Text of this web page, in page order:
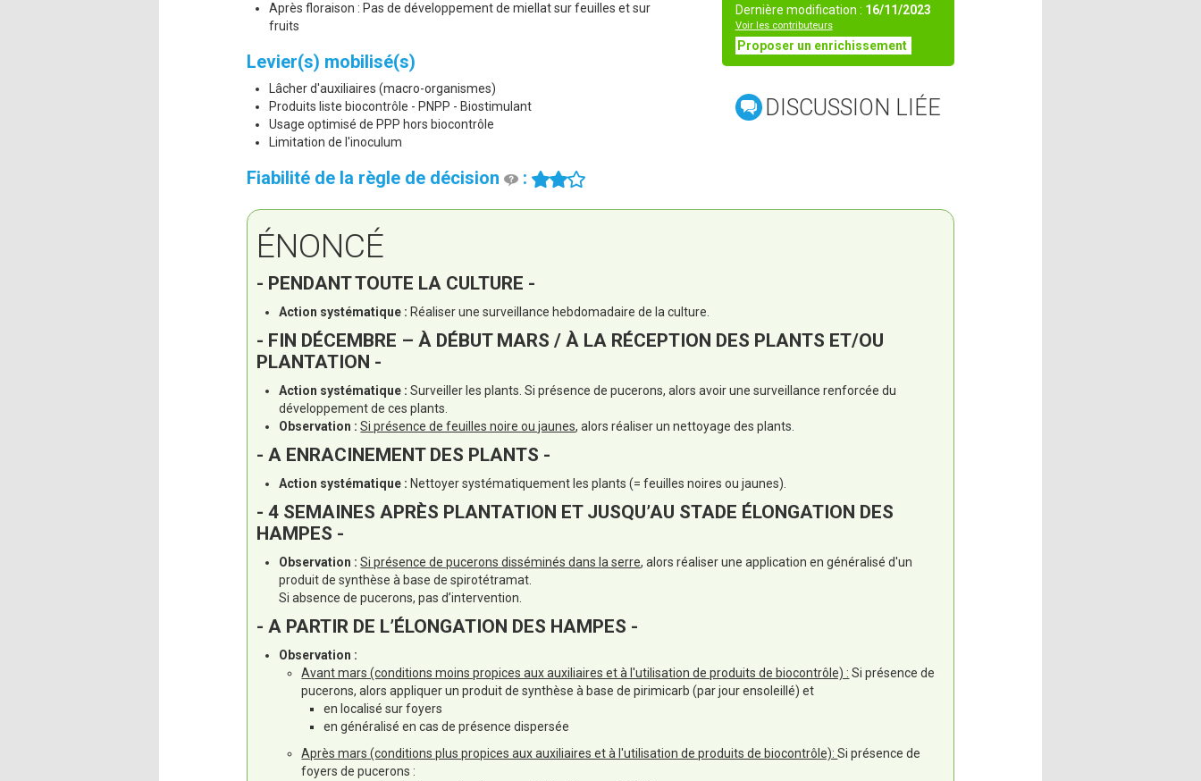
Après floraison : Pas de développement de miellat sur feuilles et sur
fruits
Levier(s) mobilisé(s)
Lâcher d'auxiliaires (macro-organismes)
Produits liste biocontrôle - PNPP - Biostimulant
Usage optimisé de PPP hors biocontrôle
Limitation de l'inoculum
Fiabilité de la règle de décision :
Dernière modification : 16/11/2023
Voir les contributeurs
Proposer un enrichissement
DISCUSSION LIÉE
ÉNONCÉ
- PENDANT TOUTE LA CULTURE -
Action systématique : Réaliser une surveillance hebdomadaire de la culture.
- FIN DÉCEMBRE – À DÉBUT MARS / À LA RÉCEPTION DES PLANTS ET/OU
PLANTATION -
Action systématique :Surveiller les plants. Si présence de pucerons, alors avoir une surveillance renforcée du
développement de ces plants.
Observation :Si présence de feuilles noire ou jaunes, alors réaliser un nettoyage des plants.
- A ENRACINEMENT DES PLANTS -
Action systématique : Nettoyer systématiquement les plants (= feuilles noires ou jaunes).
- 4 SEMAINES APRÈS PLANTATION ET JUSQU’AU STADE ÉLONGATION DES
HAMPES -
Observation : Si présence de pucerons disséminés dans la serre, alors réaliser une application en généralisé d'un
produit de synthèse à base de spirotétramat.
Si absence de pucerons, pas d’intervention.
- A PARTIR DE L’ÉLONGATION DES HAMPES -
Observation :
Avant mars (conditions moins propices aux auxiliaires et à l'utilisation de produits de biocontrôle) : Si présence de
pucerons, alors appliquer un produit de synthèse à base de pirimicarb (par jour ensoleillé) et
en localisé sur foyers
en généralisé en cas de présence dispersée
Après mars (conditions plus propices aux auxiliaires et à l'utilisation de produits de biocontrôle):Si présence de
foyers de pucerons :